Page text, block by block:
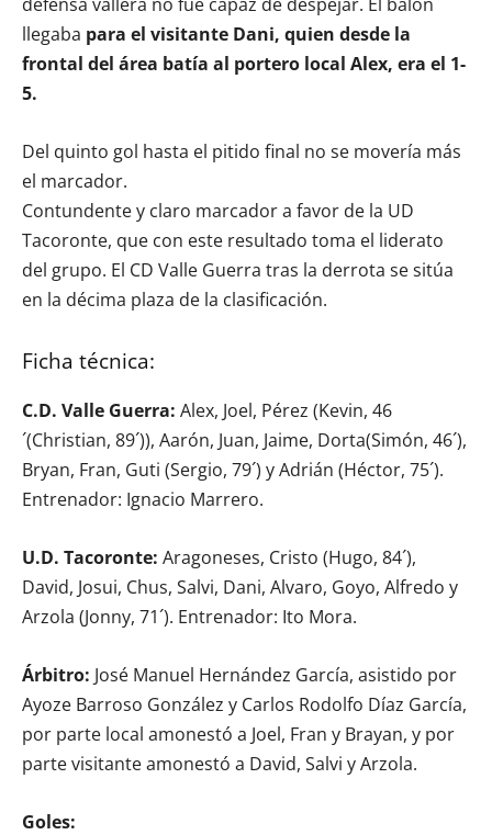
llegaba para el visitante Dani, quien desde la
frontal del área batía al portero local Alex, era el 1-
5.
Del quinto gol hasta el pitido final no se movería más
el marcador.
Contundente y claro marcador a favor de la UD
Tacoronte, que con este resultado toma el liderato
del grupo. El CD Valle Guerra tras la derrota se sitúa
en la décima plaza de la clasificación.
Ficha técnica:
C.D. Valle Guerra: Alex, Joel, Pérez (Kevin, 46
´(Christian, 89´)), Aarón, Juan, Jaime, Dorta(Simón, 46´),
Bryan, Fran, Guti (Sergio, 79´) y Adrián (Héctor, 75´).
Entrenador: Ignacio Marrero.
U.D. Tacoronte: Aragoneses, Cristo (Hugo, 84´),
David, Josui, Chus, Salvi, Dani, Alvaro, Goyo, Alfredo y
Arzola (Jonny, 71´). Entrenador: Ito Mora.
Árbitro: José Manuel Hernández García, asistido por
Ayoze Barroso González y Carlos Rodolfo Díaz García,
por parte local amonestó a Joel, Fran y Brayan, y por
parte visitante amonestó a David, Salvi y Arzola.
Goles: